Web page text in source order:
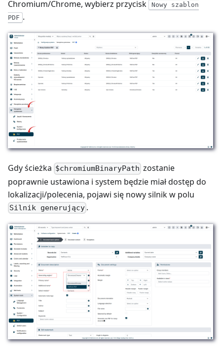
Chromium/Chrome, wybierz przycisk
Nowy szablon
PDF .
Gdy ścieżka $chromiumBinaryPath zostanie
poprawnie ustawiona i system będzie miał dostęp do
lokalizacji/polecenia, pojawi się nowy silnik w polu
Silnik generujący .